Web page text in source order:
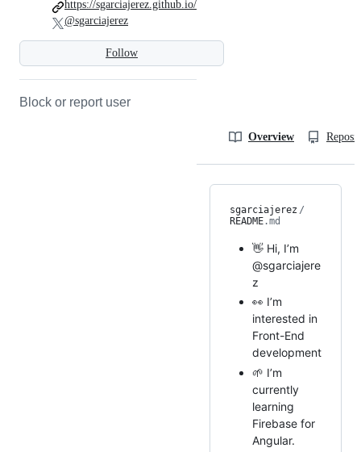
Follow
https://sgarciajerez.github.io/
@sgarciajerez
Block or report user
Overview
sgarciajerez /
README.md
👋 Hi, I’m
@sgarciajere
z
👀 I’m
interested in
Front-End
development
🌱 I’m
currently
learning
Firebase for
Angular.